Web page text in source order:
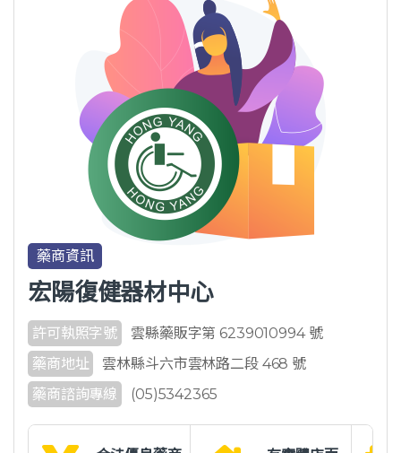
藥商資訊
宏陽復健器材中心
許可執照字號
雲縣藥販字第 6239010994 號
藥商地址
雲林縣斗六市雲林路二段 468 號
藥商諮詢專線
(05)5342365